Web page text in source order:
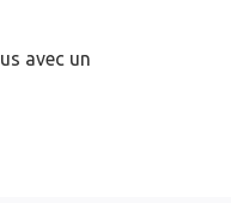
avec un